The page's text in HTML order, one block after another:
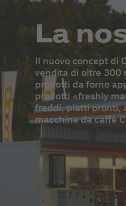
La
Il nuovo concept di
vendita di oltre 300
prodotti da forno
prodotti «freshly
freddi, piatti pronti,
macchine da caffè